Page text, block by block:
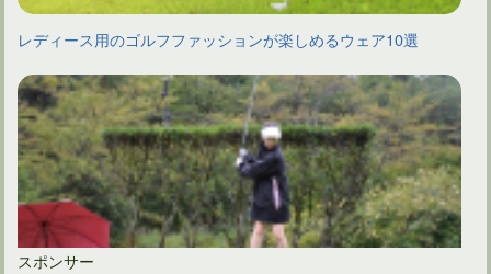
レディース用のゴルフファッションが楽しめるウェア10選
スポンサー